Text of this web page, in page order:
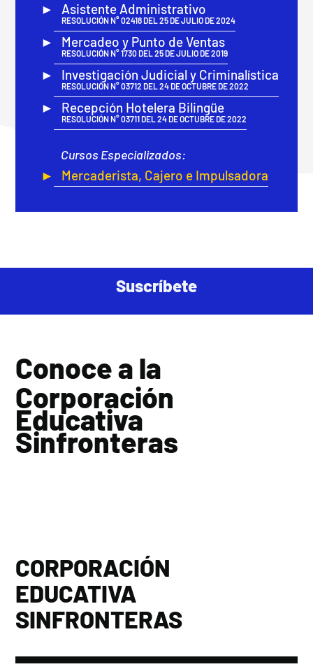
Asistente Administrativo
RESOLUCIÓN N° 02418 DEL 25 DE JULIO DE 2024
Mercadeo y Punto de Ventas
RESOLUCIÓN N° 1730 DEL 25 DE JULIO DE 2019
Investigación Judicial y Criminalística
RESOLUCIÓN N° 03712 DEL 24 DE OCTUBRE DE 2022
Recepción Hotelera Bilingüe
RESOLUCIÓN N° 03711 DEL 24 DE OCTUBRE DE 2022
Cursos Especializados:
Mercaderista, Cajero e Impulsadora
Suscríbete
Conoce a la
Corporación
Educativa
Sinfronteras
CORPORACIÓN
EDUCATIVA
SINFRONTERAS